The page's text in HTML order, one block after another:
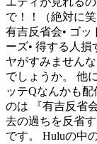
で！！（絶対に
有吉反省会• ゴッ
ーズ• 得する人損
ヤがすみません
でしょうか。 他
ッテQなんかも
のは 『有吉反省
去の過ちを反省
です。 Huluの中